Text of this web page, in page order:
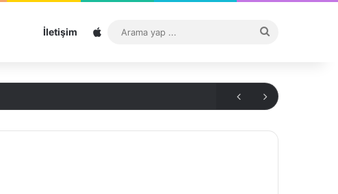
İletişim Sitemap
...